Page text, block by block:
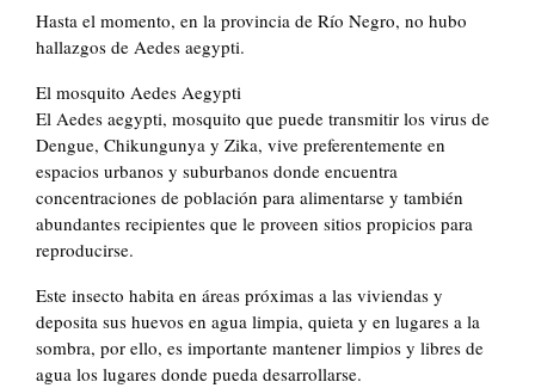
Hasta el momento, en la provincia de Río Negro, no hubo
hallazgos de Aedes aegypti.
El mosquito Aedes Aegypti
El Aedes aegypti, mosquito que puede transmitir los virus de
Dengue, Chikungunya y Zika, vive preferentemente en
espacios urbanos y suburbanos donde encuentra
concentraciones de población para alimentarse y también
abundantes recipientes que le proveen sitios propicios para
reproducirse.
Este insecto habita en áreas próximas a las viviendas y
deposita sus huevos en agua limpia, quieta y en lugares a la
sombra, por ello, es importante mantener limpios y libres de
agua los lugares donde pueda desarrollarse.